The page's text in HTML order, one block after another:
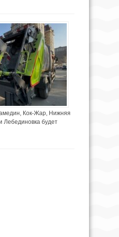
Кок-Жар, Нижняя
Лебединовка будет